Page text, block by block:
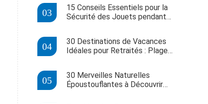
15 Conseils Essentiels pour la
Sécurité des Jouets pendant
30 Destinations de Vacances
Idéales pour Retraités : Plages,
30 Merveilles Naturelles
Époustouflantes à Découvrir